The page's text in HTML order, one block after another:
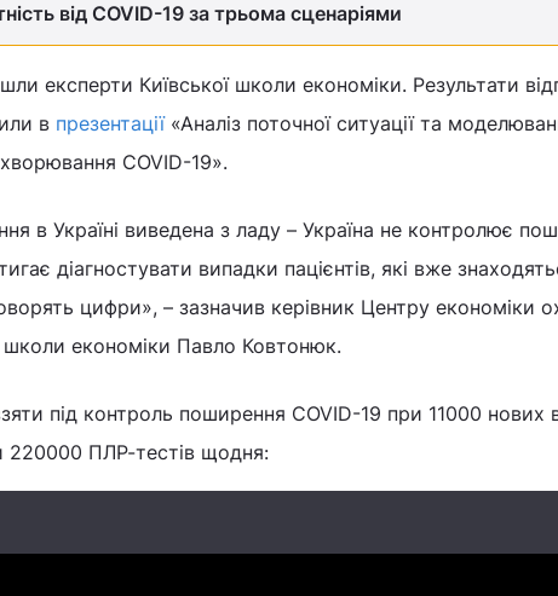
від COVID-19 за трьома сценаріями
експерти Київської школи економіки. Результати
в презентації«Аналіз поточної ситуації та
COVID-19».
в Україні виведена з ладу – Україна не контролює
діагностувати випадки пацієнтів, які вже
цифри», – зазначив керівник Центру економіки
школи економіки Павло Ковтонюк.
під контроль поширення COVID-19 при 11000 нових
220000 ПЛР-тестів щодня: